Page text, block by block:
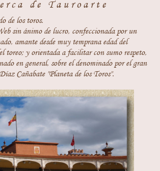
de Tauroarte
de los toros.
sin ánimo de lucro, confeccionada por un
amante desde muy temprana edad del
toreo; y orientada a facilitar con sumo respeto,
en general, sobre el denominado por el gran
Cañabate "Planeta de los Toros".